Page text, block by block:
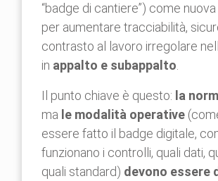
“badge di cantiere”) come
per aumentare tracciabilità,
contrasto al lavoro irregolare
in appalto e subappalto
Il punto chiave è questo: la
ma le modalità operative
essere fatto il badge digitale,
funzionano i controlli, quali dati,
quali standard) devono essere